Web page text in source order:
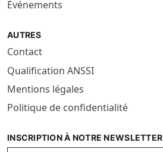
Événements
AUTRES
Contact
Qualification ANSSI
Mentions légales
Politique de confidentialité
INSCRIPTION À NOTRE NEWSLETTER